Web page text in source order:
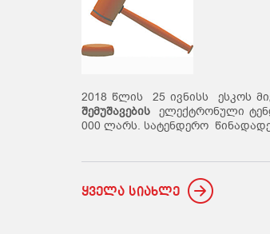
2018 წლის 25 ივნისს ესკოს
შემუშავების ელექტრონული
000 ლარს. სატენდერო
ყველა სიახლე